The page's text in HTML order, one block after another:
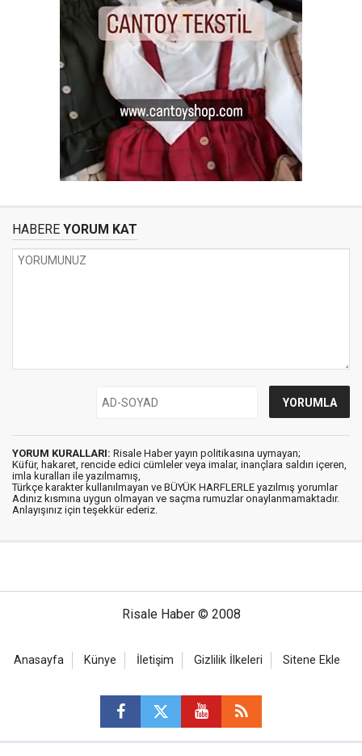
HABERE YORUM KAT
YORUM KURALLARI: Risale Haber yayın politikasına uymayan;
Küfür, hakaret, rencide edici cümleler veya imalar, inançlara saldırı içeren,
imla kuralları ile yazılmamış,
Türkçe karakter kullanılmayan ve BÜYÜK HARFLERLE yazılmış yorumlar
Adınız kısmına uygun olmayan ve saçma rumuzlar onaylanmamaktadır.
Anlayışınız için teşekkür ederiz.
Risale Haber © 2008
Anasayfa Künye İletişim Gizlilik İlkeleri Sitene Ekle